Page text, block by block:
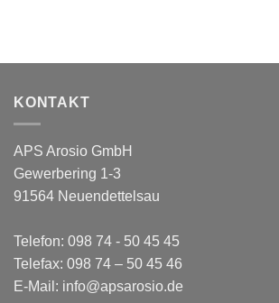
KONTAKT
APS Arosio GmbH
Gewerbering 1-3
91564 Neuendettelsau
Telefon: 098 74 - 50 45 45
Telefax: 098 74 – 50 45 46
E-Mail: info@apsarosio.de